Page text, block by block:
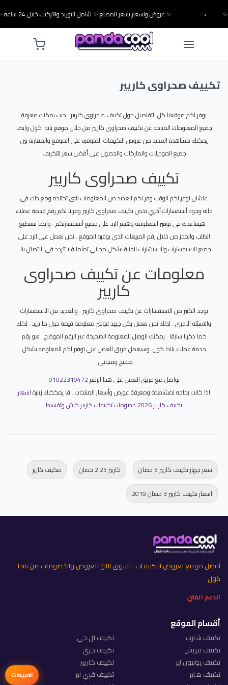
✨ عروض واسعار بسعر المصنع ✨ شامل التوريد والتركيب خلال 24 ساعه ✨ •
تكييف صحراوى كاريير
يوفر لكم موقعنا كل التفاصيل حول تكييف صحراوى كاريير . حيث يمكنك معرفة
جميع المعلومات المتاحه عن تكييف صحراوى كاريير من خلال موقع باندا كول وايضا
يمكنك مشاهدة العديد من عروض التكييفات المتوفره على الموقع والمقارنة بين
جميع الموديلات والماركات والحصول على أفضل سعر للتكييف
تكييف صحراوى كاريير
علشان نوفر لكم الوقت وفر لكم العديد من المعلومات التى تحتاجه ومع ذلك فى
حاله وجود أستفسارات أخري تخص تكييف صحراوى كاريير وفرلنا لكم رقم خدمة عملاء
. هيساعدك فى توفير المعلومة وهيتم الرد على جميع أستفسارتكم . وايضا تستطيع
الطلب والحجز من خلال رقم المبيعات الذي يوفره الموقع . نحن نعمل على الرد على
جميع الاستفسارات والاستشارات الفنية بشكل مجاني تماما فلا تتردد فى الاتصال بنا .
معلومات عن تكييف صحراوى
كاريير
يوجد الكثير من الاستفسارات عن تكييف صحراوى كاريير . والعديد من الاستفسارات
والاسئلة الاخري . لذلك نحن نعمل بكل جهد لتوفير معلومة قيمة حول ما تريد . لذلك
كما ذكرنا سابقا . يمكنك الوصل للمعلومة الصحيحة عبر الرقم الموضح . هو رقم
حدمة عملاء باندا كول .وسيعمل فريق العمل على توفير لكم المعلومه بشكل
صحيح ومجاني .
تواصل مع فريق العمل على هذا الرقم01022319472
اذا كانت بحاجه لمشاهدة ومعرفة عورض وأسعار المنتجات . فا يمككنك زيارةاسعار
تكييف كاريير 2026 خصومات تكييفات كاريير كاش وتقسيط
سعر جهاز تكييف كاريير 5 حصان كاريير 2.25 حصان مكيف كارير
اسعار تكييف كاريير 3 حصان 2019
أفضل موقع لعروض التكييفات . تسوق الان العروض والخصومات من باندا
كول
الدعم الفني
أقسام الموقع
تكييف شارب
تكييف ال جي
تكييف فريش
تكييف جري
تكييف يونيون اير
تكييف كاريير
تكييف هاير
تكييف فري اير
المبيعات